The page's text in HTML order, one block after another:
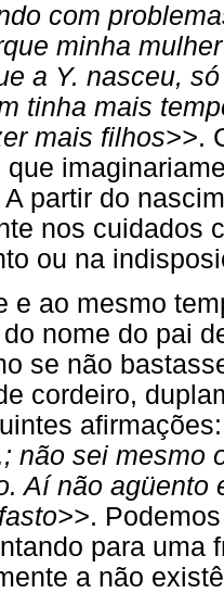
com
minha
a Y. nasceu,
tinha mais
mais filhos>>.
que
A partir do
nos cuidados
ou na
e ao mesmo
nome do pai
se não
cordeiro,
não sei mesmo
Aí não agüento
.
para uma
a não